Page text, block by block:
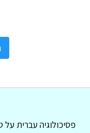
פסיכולוגיה עברית על